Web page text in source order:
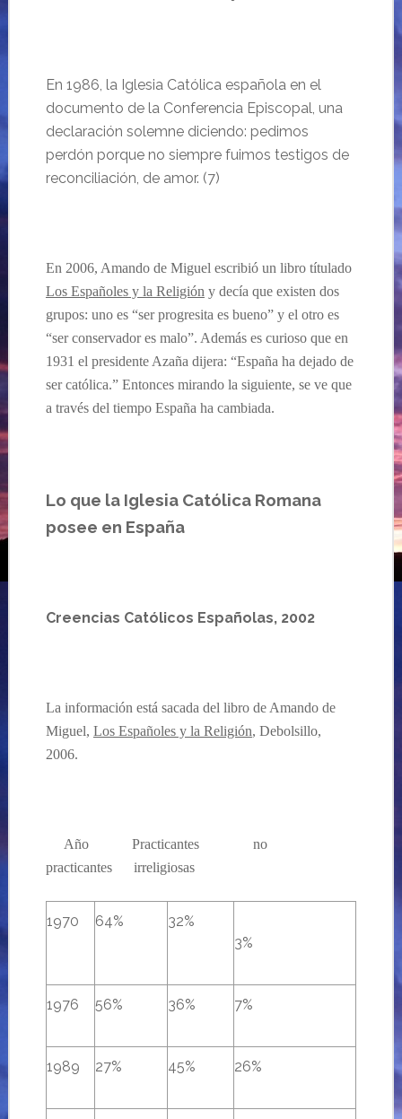
En 1986, la Iglesia Católica española en el
documento de la Conferencia Episcopal, una
declaración solemne diciendo: pedimos
perdón porque no siempre fuimos testigos de
reconciliación, de amor. (7)
En 2006, Amando de Miguel escribió un libro títulado
Los Españoles y la Religión y decía que existen dos
grupos: uno es “ser progresita es bueno” y el otro es
“ser conservador es malo”. Además es curioso que en
1931 el presidente Azaña dijera: “España ha dejado de
ser católica.” Entonces mirando la siguiente, se ve que
a través del tiempo España ha cambiada.
Lo que la Iglesia Católica Romana
posee en España
Creencias Católicos Españolas, 2002
La información está sacada del libro de Amando de
Miguel, Los Españoles y la Religión, Debolsillo,
2006.
Año……… Practicantes… .. no
practicantes….. irreligiosas
1970 64%
32%
3%
1976 56% 36% 7%
1989 27% 45% 26%